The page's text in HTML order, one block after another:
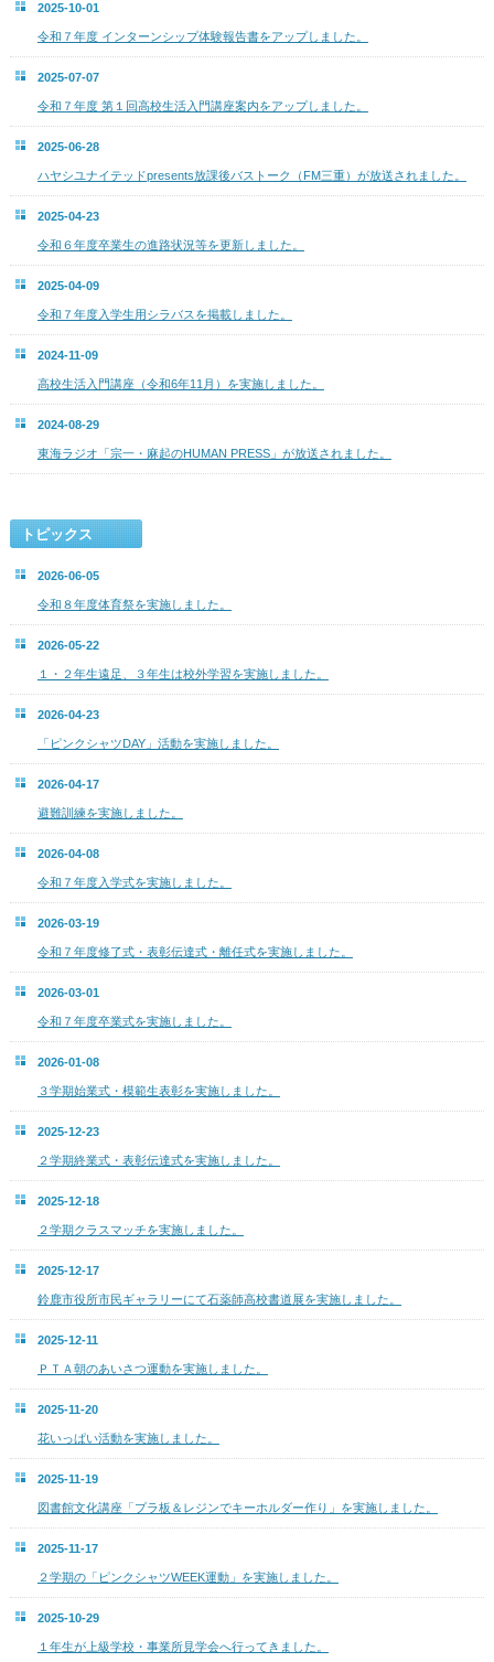
2025-10-01
令和７年度 インターンシップ体験報告書をアップしました。
2025-07-07
令和７年度 第１回高校生活入門講座案内をアップしました。
2025-06-28
ハヤシユナイテッドpresents放課後バストーク（FM三重）が放送されました。
2025-04-23
令和６年度卒業生の進路状況等を更新しました。
2025-04-09
令和７年度入学生用シラバスを掲載しました。
2024-11-09
高校生活入門講座（令和6年11月）を実施しました。
2024-08-29
東海ラジオ「宗一・麻起のHUMAN PRESS」が放送されました。
トピックス
2026-06-05
令和８年度体育祭を実施しました。
2026-05-22
１・２年生遠足、３年生は校外学習を実施しました。
2026-04-23
「ピンクシャツDAY」活動を実施しました。
2026-04-17
避難訓練を実施しました。
2026-04-08
令和７年度入学式を実施しました。
2026-03-19
令和７年度修了式・表彰伝達式・離任式を実施しました。
2026-03-01
令和７年度卒業式を実施しました。
2026-01-08
３学期始業式・模範生表彰を実施しました。
2025-12-23
２学期終業式・表彰伝達式を実施しました。
2025-12-18
２学期クラスマッチを実施しました。
2025-12-17
鈴鹿市役所市民ギャラリーにて石薬師高校書道展を実施しました。
2025-12-11
ＰＴＡ朝のあいさつ運動を実施しました。
2025-11-20
花いっぱい活動を実施しました。
2025-11-19
図書館文化講座「プラ板＆レジンでキーホルダー作り」を実施しました。
2025-11-17
２学期の「ピンクシャツWEEK運動」を実施しました。
2025-10-29
１年生が上級学校・事業所見学会へ行ってきました。